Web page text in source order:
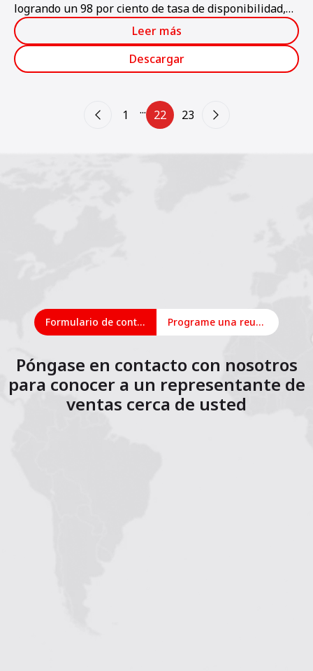
logrando un 98 por ciento de tasa de disponibilidad,
aun cuando debe operar en un entorno
extremadamente difícil.
Leer más
Descargar
1 ... 22 23
Formulario de contacto Programe una reunión en línea
Póngase en contacto con nosotros
para conocer a un representante de
ventas cerca de usted